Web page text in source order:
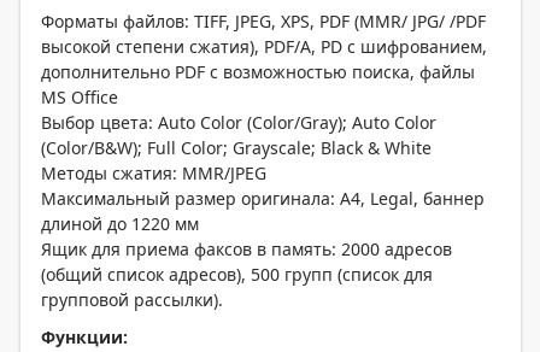
Форматы файлов: TIFF, JPEG, XPS, PDF (MMR/ JPG/ /PDF
высокой степени сжатия), PDF/A, PD с шифрованием,
дополнительно PDF с возможностью поиска, файлы
MS Office
Выбор цвета: Auto Color (Color/Gray); Auto Color
(Color/B&W); Full Color; Grayscale; Black & White
Методы сжатия: MMR/JPEG
Максимальный размер оригинала: A4, Legal, баннер
длиной до 1220 мм
Ящик для приема факсов в память: 2000 адресов
(общий список адресов), 500 групп (список для
групповой рассылки).
Функции: